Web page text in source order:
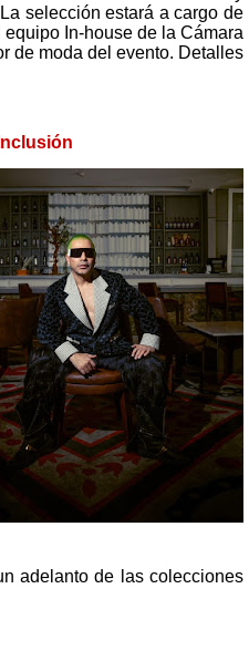
selección estará a cargo de
equipo In-house de la Cámara
de moda del evento. Detalles
adelanto de las colecciones